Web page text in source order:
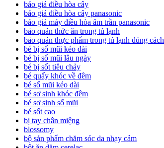
báo giá điều hòa cây
báo giá điều hòa cây panasonic
báo giá máy điều hòa âm trần panasonic
bảo quản thức ăn trong tủ lạnh
bảo quản thực phẩm trong tủ lạnh đúng cách
bé bị sổ mũi kéo dài
bé bị sổ mũi lâu ngày
bé bị sốt tiêu chảy
bé quấy khóc về đêm
bé sổ mũi kéo dài
bé sơ sinh khóc đêm
bé sơ sinh sổ mũi
bé sốt cao
bị tay chân miệng
blossomy
bộ sản phẩm chăm sóc da nhạy cảm